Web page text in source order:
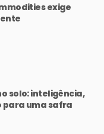
exige
solo: inteligência,
para uma safra